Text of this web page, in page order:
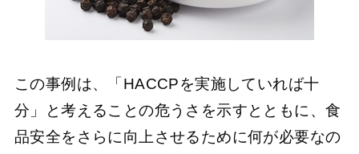
この事例は、「HACCPを実施していれば十
分」と考えることの危うさを示すとともに、食
品安全をさらに向上させるために何が必要なの